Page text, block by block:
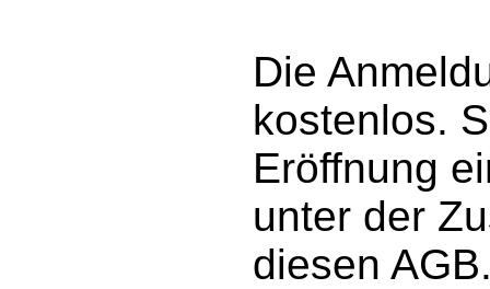
Die
kostenlos.
Eröffnung
unter der
diesen